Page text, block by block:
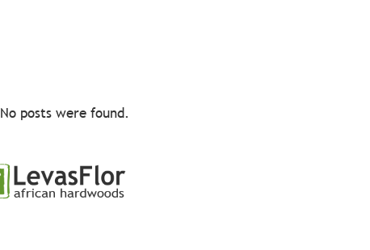
No posts were found.